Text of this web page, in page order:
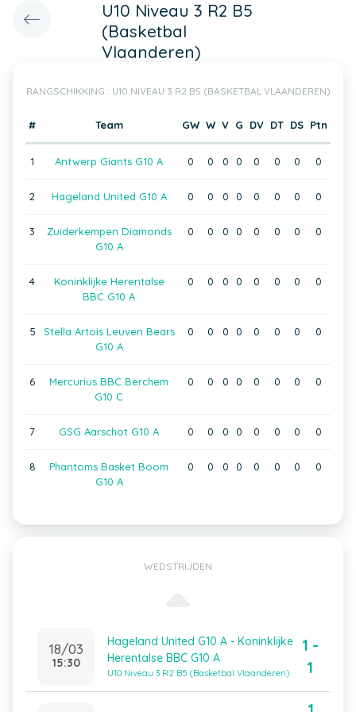
U10 Niveau 3 R2 B5
(Basketbal
Vlaanderen)
RANGSCHIKKING : U10 NIVEAU 3 R2 B5 (BASKETBAL VLAANDEREN)
# Team GW W V G DV DT DS Ptn
1 Antwerp Giants G10 A 0 0 0 0 0 0 0 0
2 Hageland United G10 A 0 0 0 0 0 0 0 0
3
Zuiderkempen Diamonds
G10 A
0 0 0 0 0 0 0 0
4
Koninklijke Herentalse
BBC G10 A
0 0 0 0 0 0 0 0
5
Stella Artois Leuven Bears
G10 A
0 0 0 0 0 0 0 0
6
Mercurius BBC Berchem
G10 C
0 0 0 0 0 0 0 0
7 GSG Aarschot G10 A 0 0 0 0 0 0 0 0
8
Phantoms Basket Boom
G10 A
0 0 0 0 0 0 0 0
WEDSTRIJDEN
18/03
15:30
Hageland United G10 A - Koninklijke
Herentalse BBC G10 A
U10 Niveau 3 R2 B5 (Basketbal Vlaanderen)
1 -
1